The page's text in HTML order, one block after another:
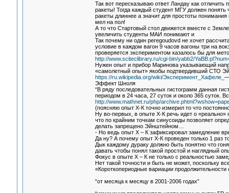
Так вот пересказываю ответ Ландау как
ракеты! Тогда каждый студент МГУ должен понять
ракеты длиннее а значит для простоты
мел на пол!
А то что Стартовый стол движется вместе с
увеличить студенты МАИ понимают и
Так почему ни один peregoudovd не хочет
условие в каждом вагон 9 часов вагоны три на
проверяется экспериментом казалось бы для
http://www.sciteclibrary.ru/cgi-bin/yabb2/
Нужен опыт и прибор Маринова указывающий
«самолетный опыт» якобы подтвердивший СТО
https://ru.wikipedia.org/wiki/Эксперимент_Хафеле_
Эффект Шноля
“В ряду последовательных гистограмм данная
периодом в 24 часа, 27 суток и около 365 суток.
http://www.mathnet.ru/php/
(поясняю опыт Х-К точно измерил то что
Ну во-первых, в опыте Х-К речь идет о «реально»
что по крайним точкам синусоиды позволяет
делать запрещено Эйнштейном…
- Но ведь опыт Х – К зафиксировал замедление
Да ну? А почему опыт Х-К проведен только 1 раз
Дык каждому дураку должно быть понятно что
давать чтобы понял такой простой и наглядный
Фокус в опыте Х – К не только с реальностью
Нет такой точности и быть не может, поскольку
«Короткопериодные вариации продолжительности
“от месяца к месяцу в 2001-2006 годах”